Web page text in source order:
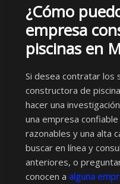
¿Cómo
empresa
piscinas en
Si desea contratar los
constructora de
hacer una
una empresa
razonables y una alta
buscar en línea y
anteriores, o
conocen aalguna